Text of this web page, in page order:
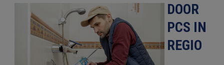
DOOR
PCS IN
REGIO